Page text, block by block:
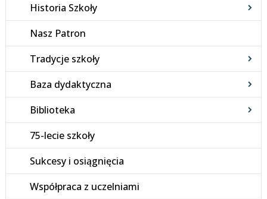
Historia Szkoły
Nasz Patron
Tradycje szkoły
Baza dydaktyczna
Biblioteka
75-lecie szkoły
Sukcesy i osiągnięcia
Współpraca z uczelniami